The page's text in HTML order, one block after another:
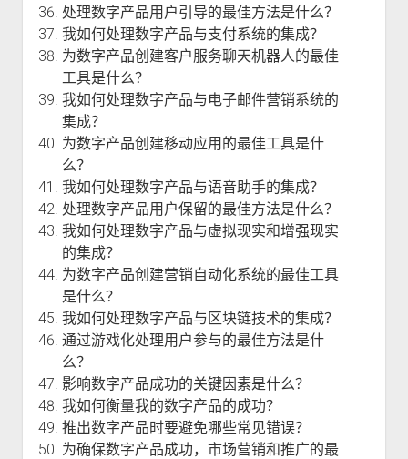
处理数字产品用户引导的最佳方法是什么？
我如何处理数字产品与支付系统的集成？
为数字产品创建客户服务聊天机器人的最佳
工具是什么？
我如何处理数字产品与电子邮件营销系统的
集成？
为数字产品创建移动应用的最佳工具是什
么？
我如何处理数字产品与语音助手的集成？
处理数字产品用户保留的最佳方法是什么？
我如何处理数字产品与虚拟现实和增强现实
的集成？
为数字产品创建营销自动化系统的最佳工具
是什么？
我如何处理数字产品与区块链技术的集成？
通过游戏化处理用户参与的最佳方法是什
么？
影响数字产品成功的关键因素是什么？
我如何衡量我的数字产品的成功？
推出数字产品时要避免哪些常见错误？
为确保数字产品成功，市场营销和推广的最